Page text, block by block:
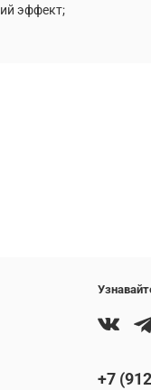
эффект;
+7